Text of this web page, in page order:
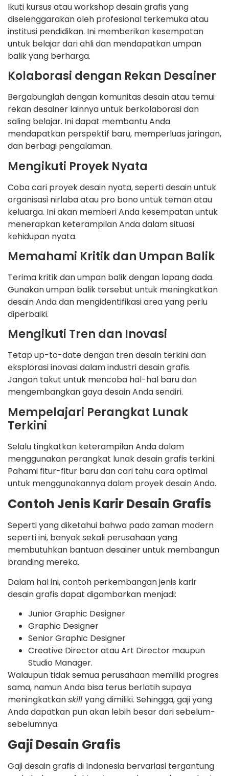
Ikuti kursus atau workshop desain grafis yang
diselenggarakan oleh profesional terkemuka atau
institusi pendidikan. Ini memberikan kesempatan
untuk belajar dari ahli dan mendapatkan umpan
balik yang berharga.
Kolaborasi dengan Rekan Desainer
Bergabunglah dengan komunitas desain atau temui
rekan desainer lainnya untuk berkolaborasi dan
saling belajar. Ini dapat membantu Anda
mendapatkan perspektif baru, memperluas jaringan,
dan berbagi pengalaman.
Mengikuti Proyek Nyata
Coba cari proyek desain nyata, seperti desain untuk
organisasi nirlaba atau pro bono untuk teman atau
keluarga. Ini akan memberi Anda kesempatan untuk
menerapkan keterampilan Anda dalam situasi
kehidupan nyata.
Memahami Kritik dan Umpan Balik
Terima kritik dan umpan balik dengan lapang dada.
Gunakan umpan balik tersebut untuk meningkatkan
desain Anda dan mengidentifikasi area yang perlu
diperbaiki.
Mengikuti Tren dan Inovasi
Tetap up-to-date dengan tren desain terkini dan
eksplorasi inovasi dalam industri desain grafis.
Jangan takut untuk mencoba hal-hal baru dan
mengembangkan gaya desain Anda sendiri.
Mempelajari Perangkat Lunak
Terkini
Selalu tingkatkan keterampilan Anda dalam
menggunakan perangkat lunak desain grafis terkini.
Pahami fitur-fitur baru dan cari tahu cara optimal
untuk menggunakannya dalam proyek desain Anda.
Contoh Jenis Karir Desain Grafis
Seperti yang diketahui bahwa pada zaman modern
seperti ini, banyak sekali perusahaan yang
membutuhkan bantuan desainer untuk membangun
branding mereka.
Dalam hal ini, contoh perkembangan jenis karir
desain grafis dapat digambarkan menjadi:
Junior Graphic Designer
Graphic Designer
Senior Graphic Designer
Creative Director atau Art Director maupun
Studio Manager.
Walaupun tidak semua perusahaan memiliki progres
sama, namun Anda bisa terus berlatih supaya
meningkatkanskill yang dimiliki. Sehingga, gaji yang
Anda dapatkan pun akan lebih besar dari sebelum-
sebelumnya.
Gaji Desain Grafis
Gaji desain grafis di Indonesia bervariasi tergantung